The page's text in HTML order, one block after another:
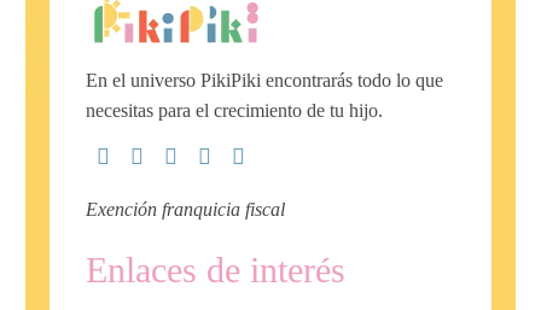
En el universo PikiPiki encontrarás todo lo que
necesitas para el crecimiento de tu hijo.
Exención franquicia fiscal
Enlaces de interés